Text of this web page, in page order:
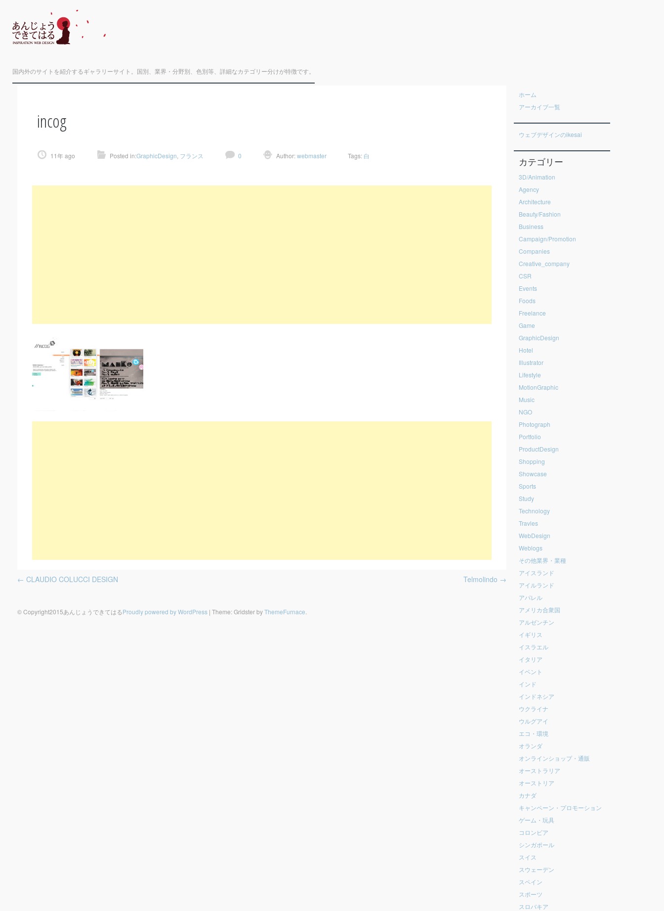
国内外のサイトを紹介するギャラリーサイト。国別、業界・分野別、色別等、詳細なカテゴリー分けが特徴です。
ホーム
アーカイブ一覧
ウェブデザインのikesai
カテゴリー
3D/Animation
Agency
Architecture
Beauty/Fashion
Business
Campaign/Promotion
Companies
Creative_company
CSR
Events
Foods
Freelance
Game
GraphicDesign
Hotel
Illustrator
Lifestyle
MotionGraphic
Music
NGO
Photograph
Portfolio
ProductDesign
Shopping
Showcase
Sports
Study
Technology
Travles
WebDesign
Weblogs
その他業界・業種
アイスランド
アイルランド
アパレル
アメリカ合衆国
アルゼンチン
イギリス
イスラエル
イタリア
イベント
インド
インドネシア
ウクライナ
ウルグアイ
エコ・環境
オランダ
オンラインショップ・通販
オーストラリア
オーストリア
カナダ
キャンペーン・プロモーション
ゲーム・玩具
コロンビア
シンガポール
スイス
スウェーデン
スペイン
スポーツ
スロバキア
incog
11年 ago Posted in:GraphicDesign フランス 0 Author:webmaster Tags: 白
← CLAUDIO COLUCCI DESIGN Telmolindo →
© Copyright2015あんじょうできてはるProudly powered by WordPress | Theme: Gridster byThemeFurnace